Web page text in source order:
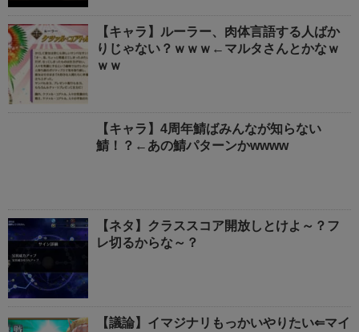
【キャラ】ルーラー、肉体言語する人ばか
りじゃない？ｗｗｗ←マルタさんとかなｗ
ｗｗ
【キャラ】4周年鯖ばみんなが知らない
鯖！？←あの鯖パターンかwwww
【ネタ】クラススコア開放しとけよ～？フ
レ切るからな～？
【議論】イマジナリもっかいやりたい⇐マイ